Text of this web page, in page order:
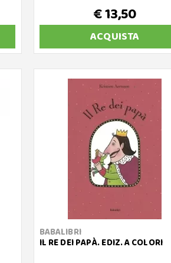
€ 13,50
ACQUISTA
BABALIBRI
IL RE DEI PAPÀ. EDIZ. A COLORI